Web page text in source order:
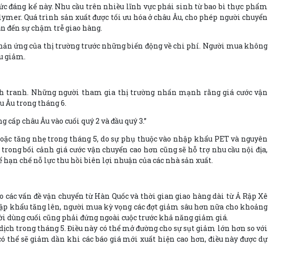
đáng kể này. Nhu cầu trên nhiều lĩnh vực phái sinh từ bao bì thực phẩm
Quá trình sản xuất được tối ưu hóa ở châu Âu, cho phép người chuyển
đến sự chậm trễ giao hàng.
ứng của thị trường trước những biến động về chi phí. Người mua không
giảm.
tranh. Những người tham gia thị trường nhấn mạnh rằng giá cước vận
Âu trong tháng 6.
châu Âu vào cuối quý 2 và đầu quý 3.”
tăng nhẹ trong tháng 5, do sự phụ thuộc vào nhập khẩu PET và nguyên
bối cảnh giá cước vận chuyển cao hơn cũng sẽ hỗ trợ nhu cầu nội địa,
chế nỗ lực thu hồi biên lợi nhuận của các nhà sản xuất.
vấn đề vận chuyển từ Hàn Quốc và thời gian giao hàng dài từ Ả Rập Xê
khẩu tăng lên, người mua kỳ vọng các đợt giảm sâu hơn nữa cho khoảng
cuối cũng phải đứng ngoài cuộc trước khả năng giảm giá.
trong tháng 5. Điều này có thể mở đường cho sự sụt giảm lớn hơn so với
sẽ giảm dần khi các báo giá mới xuất hiện cao hơn, điều này được dự